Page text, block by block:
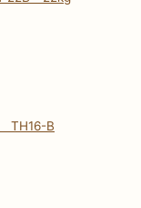
TH16-B